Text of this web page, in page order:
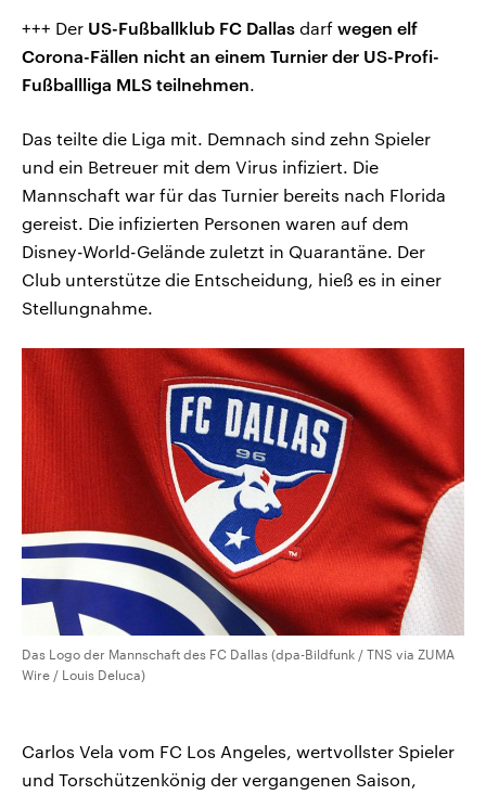
+++ Der US-Fußballklub FC Dallas darf wegen elf
Corona-Fällen nicht an einem Turnier der US-Profi-
Fußballliga MLS teilnehmen.
Das teilte die Liga mit. Demnach sind zehn Spieler
und ein Betreuer mit dem Virus infiziert. Die
Mannschaft war für das Turnier bereits nach Florida
gereist. Die infizierten Personen waren auf dem
Disney-World-Gelände zuletzt in Quarantäne. Der
Club unterstütze die Entscheidung, hieß es in einer
Stellungnahme.
Das Logo der Mannschaft des FC Dallas (dpa-Bildfunk / TNS via ZUMA
Wire / Louis Deluca)
Carlos Vela vom FC Los Angeles, wertvollster Spieler
und Torschützenkönig der vergangenen Saison,